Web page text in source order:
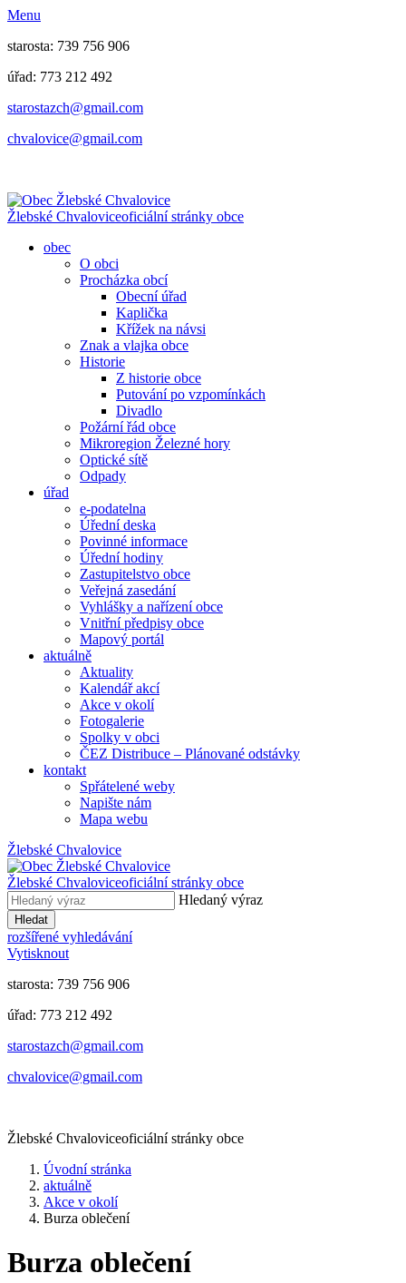
Menu
starosta: 739 756 906
úřad: 773 212 492
​​​​starostazch@gmail.com
​​​​chvalovice@gmail.com
Žlebské Chvaloviceoficiální stránky obce
obec
O obci
Procházka obcí
Obecní úřad
Kaplička
Křížek na návsi
Znak a vlajka obce
Historie
Z historie obce
Putování po vzpomínkách
Divadlo
Požární řád obce
Mikroregion Železné hory
Optické sítě
Odpady
úřad
e-podatelna
Úřední deska
Povinné informace
Úřední hodiny
Zastupitelstvo obce
Veřejná zasedání
Vyhlášky a nařízení obce
Vnitřní předpisy obce
Mapový portál
aktuálně
Aktuality
Kalendář akcí
Akce v okolí
Fotogalerie
Spolky v obci
ČEZ Distribuce – Plánované odstávky
kontakt
Spřátelené weby
Napište nám
Mapa webu
Žlebské Chvalovice
Žlebské Chvaloviceoficiální stránky obce
Hledaný výraz
Hledat
rozšířené vyhledávání
Vytisknout
starosta: 739 756 906
úřad: 773 212 492
​​​​starostazch@gmail.com
​​​​chvalovice@gmail.com
Žlebské Chvaloviceoficiální stránky obce
Úvodní stránka
aktuálně
Akce v okolí
Burza oblečení
Burza oblečení